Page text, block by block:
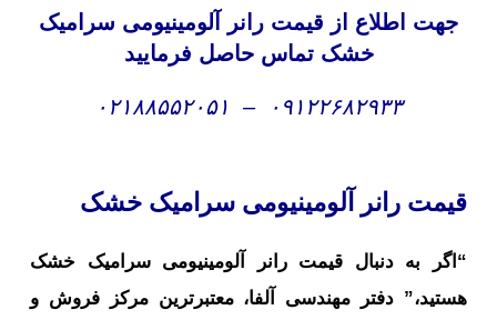
جهت اطلاع از قیمت رانر آلومینیومی سرامیک
خشک تماس حاصل فرمایید
۰۹۱۲۲۶۸۲۹۳۳ – ۰۲۱۸۸۵۵۲۰۵۱
رانر آلومینیومی سرامیک خشک
به دنبال قیمت رانر آلومینیومی سرامیک خشک
دفتر مهندسی آلفا، معتبرترین مرکز فروش و